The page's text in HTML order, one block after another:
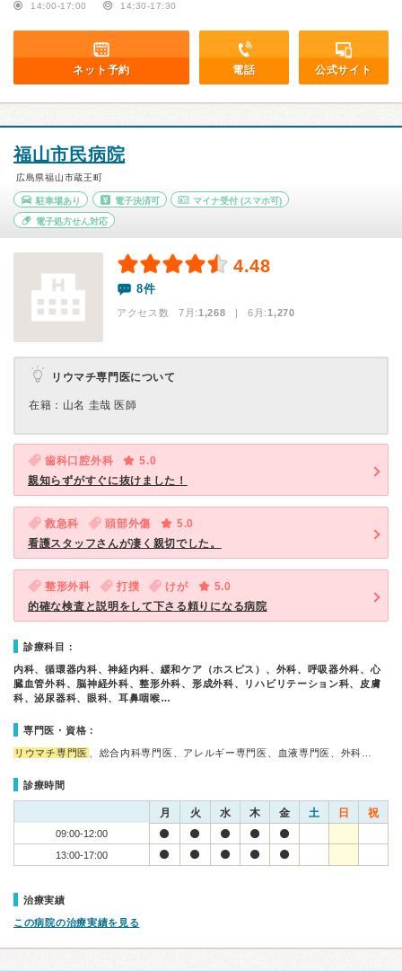
14:00-17:00 14:30-17:30
ネット予約 電話 公式サイト
福山市民病院
広島県福山市蔵王町
駐車場あり 電子決済可 マイナ受付 (スマホ可)
電子処方せん対応
4.48
8件
アクセス数 7月:1,268 | 6月:1,270
リウマチ専門医について
在籍：山名 圭哉 医師
歯科口腔外科
5.0
親知らずがすぐに抜けました！
救急科 頭部外傷
5.0
看護スタッフさんが凄く親切でした。
整形外科 打撲 けが
5.0
的確な検査と説明をして下さる頼りになる病院
診療科目：
内科、循環器内科、神経内科、緩和ケア（ホスピス）、外科、呼吸器外科、心
臓血管外科、脳神経外科、整形外科、形成外科、リハビリテーション科、皮膚
科、泌尿器科、眼科、耳鼻咽喉…
専門医・資格：
リウマチ専門医 、総合内科専門医、アレルギー専門医、血液専門医、外科…
診療時間
月 火 水 木 金 土 日 祝
09:00-12:00
13:00-17:00
治療実績
この病院の治療実績を見る